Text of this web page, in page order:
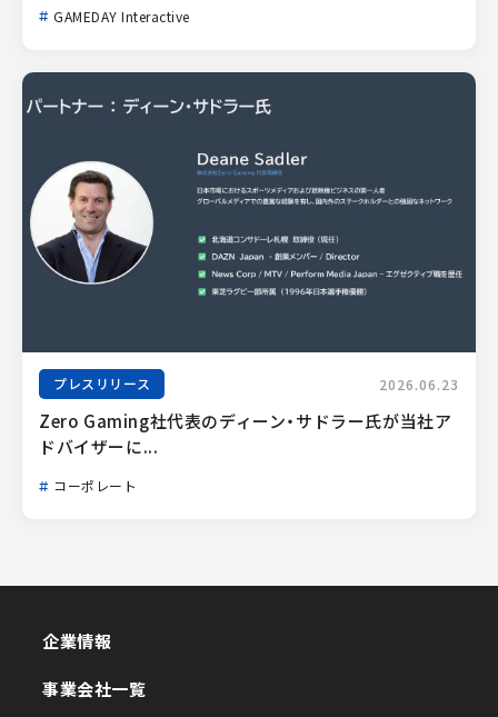
GAMEDAY Interactive
プレスリリース 2026.06.23
Zero Gaming社代表のディーン・サドラー氏が当社ア
ドバイザーに...
コーポレート
企業情報
事業会社一覧